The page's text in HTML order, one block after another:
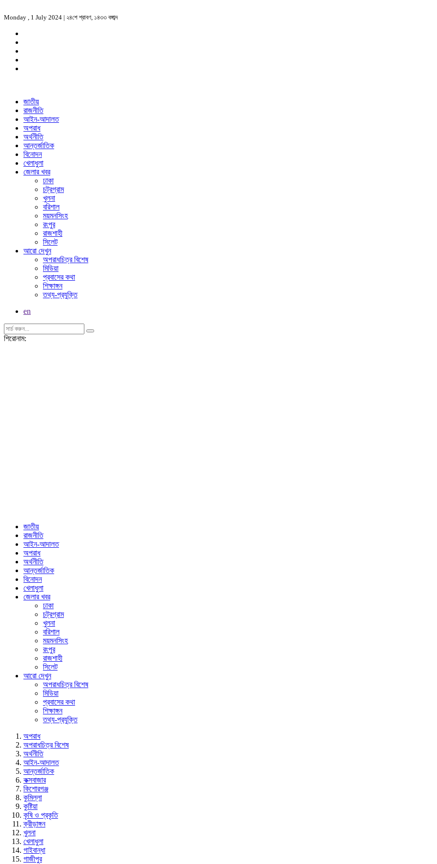
Monday , 1 July 2024 | ২৪শে শ্রাবণ, ১৪৩৩ বঙ্গাব্দ
জাতীয়
রাজনীতি
আইন-আদালত
অপরাধ
অর্থনীতি
আন্তর্জাতিক
বিনোদন
খেলাধুলা
জেলার খবর
ঢাকা
চট্রগ্রাম
খুলনা
বরিশাল
ময়মনসিংহ
রংপুর
রাজশাহী
সিলেট
আরো দেখুন
অপরাধচিত্র বিশেষ
মিডিয়া
প্রবাসের কথা
শিক্ষাঙ্গন
তথ্য-প্রযুক্তি
en
শিরোনাম:
জাতীয়
রাজনীতি
আইন-আদালত
অপরাধ
অর্থনীতি
আন্তর্জাতিক
বিনোদন
খেলাধুলা
জেলার খবর
ঢাকা
চট্রগ্রাম
খুলনা
বরিশাল
ময়মনসিংহ
রংপুর
রাজশাহী
সিলেট
আরো দেখুন
অপরাধচিত্র বিশেষ
মিডিয়া
প্রবাসের কথা
শিক্ষাঙ্গন
তথ্য-প্রযুক্তি
অপরাধ
অপরাধচিত্র বিশেষ
অর্থনীতি
আইন-আদালত
আন্তর্জাতিক
কক্সবাজার
কিশোরগঞ্জ
কুমিল্লা
কুষ্টিয়া
কৃষি ও প্রকৃতি
ক্রীড়াঙ্গন
খুলনা
খেলাধুলা
গাইবান্ধা
গাজীপুর